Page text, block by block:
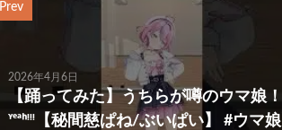
Prev
2026年4月6日
【踊ってみた】うちらが噂のウマ娘！
ᵞᵉᵃᑋᵎᵎᵎ【秘間慈ぱね/ぶいぱい】 #ウマ娘